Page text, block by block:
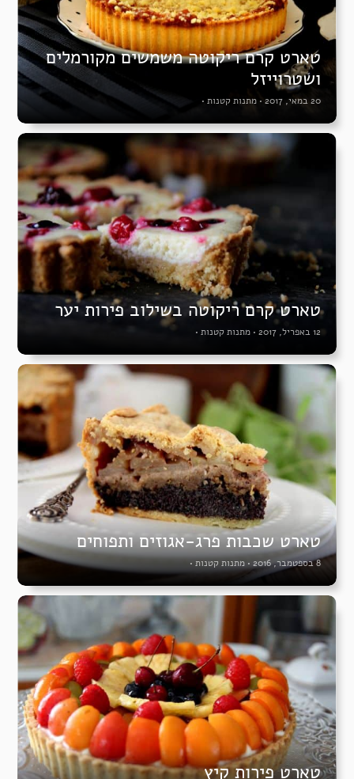
טארט קרם ריקוטה משמשים מקורמלים
ושטרוייזל
20 במאי, 2017 • מתנות קטנות •
טארט קרם ריקוטה בשילוב פירות יער
12 באפריל, 2017 • מתנות קטנות •
טארט שכבות פרג-אגוזים ותפוחים
8 בספטמבר, 2016 • מתנות קטנות•
טארט פירות קיץ